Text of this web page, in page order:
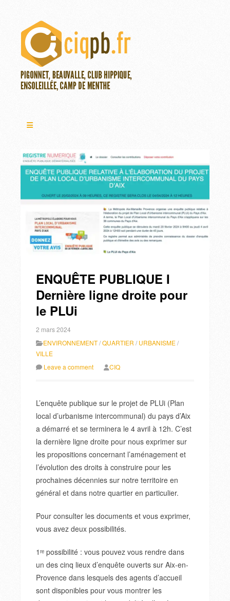
ENQUÊTE PUBLIQUE I
Dernière ligne droite pour
le PLUi
2 mars 2024
ENVIRONNEMENT/QUARTIER / URBANISME/
VILLE
Leave a comment
CIQ
L’enquête publique sur le projet de PLUi (Plan
local d’urbanisme intercommunal) du pays d’Aix
a démarré et se terminera le 4 avril à 12h. C’est
la dernière ligne droite pour nous exprimer sur
les propositions concernant l’aménagement et
l’évolution des droits à construire pour les
prochaines décennies sur notre territoire en
général et dans notre quartier en particulier.
Pour consulter les documents et vous exprimer,
vous avez deux possibilités.
1ʳᵉ possibilité : vous pouvez vous rendre dans
un des cinq lieux d’enquête ouverts sur Aix-en-
Provence dans lesquels des agents d’accueil
sont disponibles pour vous montrer les